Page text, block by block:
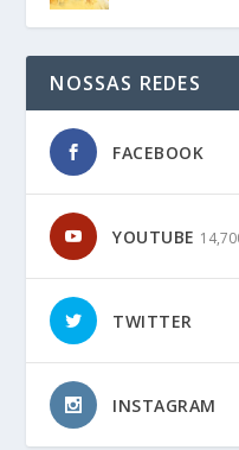
NOSSAS REDES
FACEBOOK
YOUTUBE
TWITTER
INSTAGRAM